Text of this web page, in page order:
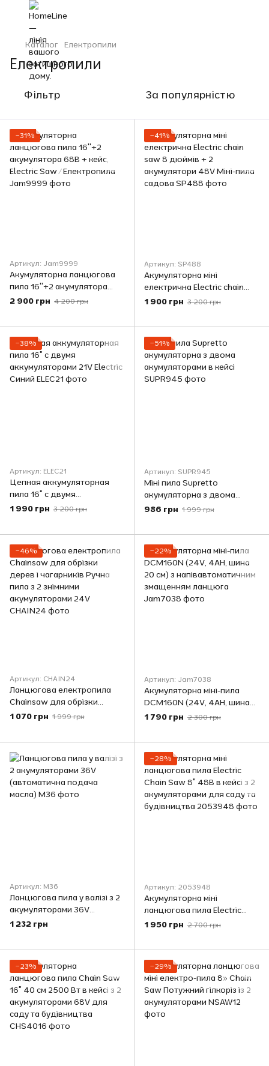
Каталог Електропили
Електропили
Фільтр За популярністю
−31%
Артикул: Jam9999
Акумуляторна ланцюгова
пила 16''+2 акумулятора
68В + кейс, Electric Saw /
2 900 грн 4 200 грн
−41%
Артикул: SP488
Акумуляторна міні
електрична Electric chain
saw 8 дюймів + 2
1 900 грн 3 200 грн
−38%
Артикул: ELEC21
Цепная аккумуляторная
пила 16″ с двумя
аккумуляторами 21V Electric
1 990 грн 3 200 грн
−51%
Артикул: SUPR945
Міні пила Supretto
акумуляторна з двома
акумуляторами в кейсі
986 грн 1 999 грн
−46%
Артикул: CHAIN24
Ланцюгова електропила
Сhainsaw для обрізки
дерев і чагарників Ручна
1 070 грн 1 999 грн
−22%
Артикул: Jam7038
Акумуляторна міні-пила
DCM160N (24V, 4AH, шина
20 см) з напівавтоматичним
1 790 грн 2 300 грн
Артикул: M36
Ланцюгова пила у валізі з 2
акумуляторами 36V
(автоматична подача
1 232 грн
−28%
Артикул: 2053948
Акумуляторна міні
ланцюгова пила Electric
Chain Saw 8″ 48В в кейсі з 2
1 950 грн 2 700 грн
−23% −29%